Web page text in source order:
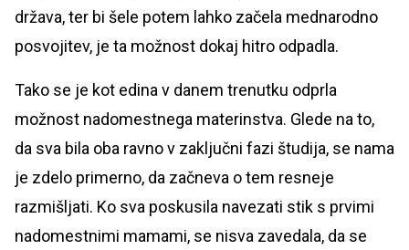
država, ter bi šele potem lahko začela mednarodno
posvojitev, je ta možnost dokaj hitro odpadla.
Tako se je kot edina v danem trenutku odprla
možnost nadomestnega materinstva. Glede na to,
da sva bila oba ravno v zaključni fazi študija, se nama
je zdelo primerno, da začneva o tem resneje
razmišljati. Ko sva poskusila navezati stik s prvimi
nadomestnimi mamami, se nisva zavedala, da se